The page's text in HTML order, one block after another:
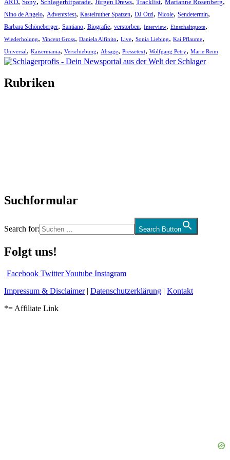
ARD Sony Schlagerhitparade Jürgen Drews Tracklist Marianne Rosenberg
Nino de Angelo, Adventsfest, Kastelruther Spatzen, DJ Ötzi, Nicole, Sendetermin,
Barbara Schöneberger, Santiano, Biografie, verstorben, Interview, Einschaltquote,
Wiederholung, Vincent Gross, Daniela Alfinito, Live, Sonia Liebing, Kai Pflaume,
Universal, Kaisermania, Verschiebung, Absage, Pressetext, Wolfgang Petry, Marie Reim
Rubriken
Suchformular
Search for: Search Button
Folgt uns!
Facebook TwitterYoutube Instagram
Impressum & Disclaimer| Datenschutzerklärung | Kontakt
*= Affiliate Link